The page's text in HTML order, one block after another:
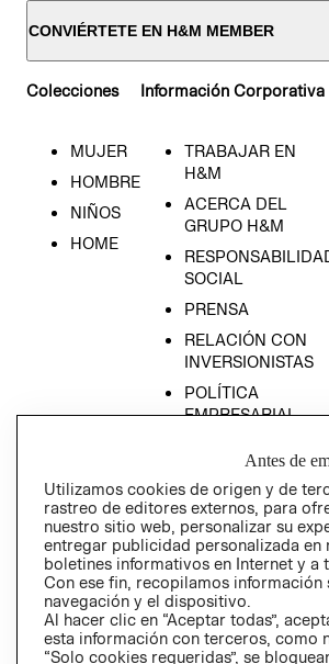
CONVIÉRTETE EN H&M MEMBER
Colecciones
MUJER
HOMBRE
NIÑOS
HOME
Información Corporativa
TRABAJAR EN
H&M
ACERCA DEL
GRUPO H&M
SOCIAL
PRENSA
RELACIÓN CON
INVERSIONISTAS
POLÍTICA
EMPRESARIAL
Antes de
Utilizamos cookies de origen y de
rastreo de editores externos, para
nuestro sitio web, personalizar su
entregar publicidad personalizada
boletines informativos en Internet y a
Con ese fin, recopilamos
navegación y el dispositivo.
Al hacer clic en “Aceptar todas”,
esta información con terceros, como
“Solo cookies requeridas”, se